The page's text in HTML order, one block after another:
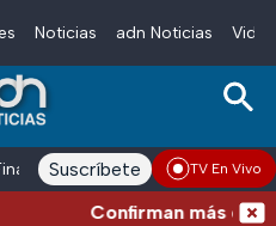
Noticias adn Noticias
adn Noticias Radio
Suscríbete TV En Vivo
Confirman más de